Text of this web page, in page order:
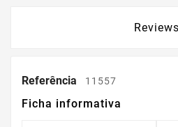
Reviews
Referência 11557
Ficha informativa